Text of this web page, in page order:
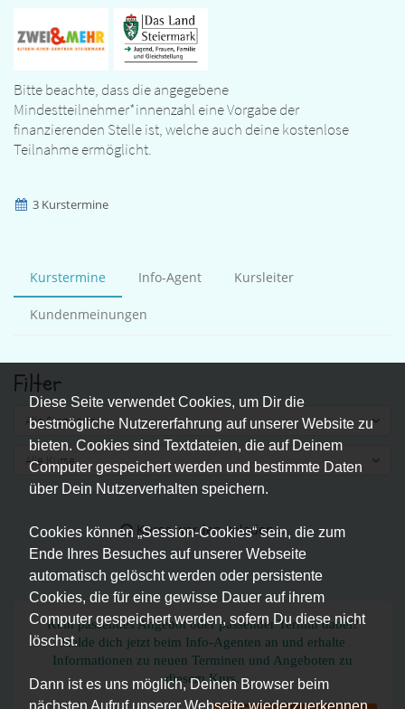
Diese Seite verwendet Cookies, um Dir die
bestmögliche Nutzererfahrung auf unserer Website zu
bieten. Cookies sind Textdateien, die auf Deinem
Computer gespeichert werden und bestimmte Daten
über Dein Nutzerverhalten speichern.
Cookies können „Session-Cookies“ sein, die zum
Ende Ihres Besuches auf unserer Webseite
automatisch gelöscht werden oder persistente
Cookies, die für eine gewisse Dauer auf ihrem
Computer gespeichert werden, sofern Du diese nicht
löschst.
Dann ist es uns möglich, Deinen Browser beim
nächsten Aufruf unserer Webseite wiederzuerkennen
Bitte beachte, dass die angegebene
Mindestteilnehmer*innenzahl eine Vorgabe der
finanzierenden Stelle ist, welche auch deine kostenlose
Teilnahme ermöglicht.
3 Kurstermine
Kurstermine Info-Agent Kursleiter
Kundenmeinungen
Filter
Alle Standorte
Alle Kurse
Kurse werden geladen...
Kein passendes Angebot oder passender Termin dabei?
Melde dich jetzt beim Info-Agenten an und erhalte
Informationen zu neuen Terminen und Angeboten zu
diesem Kurs.